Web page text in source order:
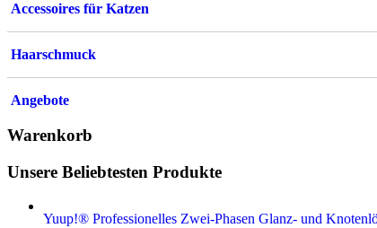
Accessoires für Katzen
Haarschmuck
Angebote
Warenkorb
Unsere Beliebtesten Produkte
Yuup!® Professionelles Zwei-Phasen Glanz- und